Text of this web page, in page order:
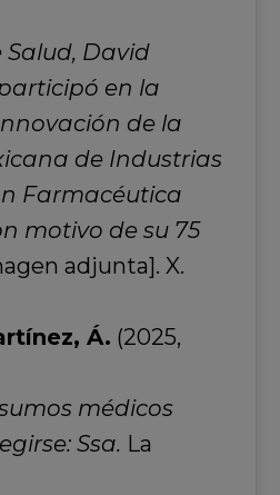
Salud, David
en la
de la
de Industrias
Farmacéutica
motivo de su 75
adjunta]. X.
Á. (2025,
médicos
Ssa. La